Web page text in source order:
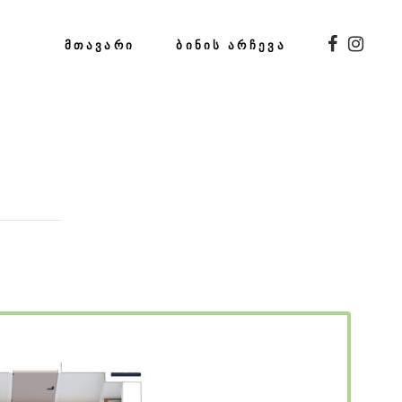
ᲛᲗᲐᲕᲐᲠᲘ ᲑᲘᲜᲘᲡ ᲐᲠᲩᲔᲕᲐ